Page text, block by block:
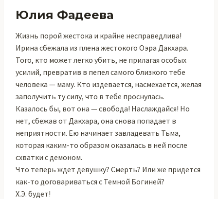
Юлия Фадеева
Жизнь порой жестока и крайне несправедлива!
Ирина сбежала из плена жестокого Оэра Дакхара.
Того, кто может легко убить, не прилагая особых
усилий, превратив в пепел самого близкого тебе
человека — маму. Кто издевается, насмехается, желая
заполучить ту силу, что в тебе проснулась.
Казалось бы, вот она — свобода! Наслаждайся! Но
нет, сбежав от Дакхара, она снова попадает в
неприятности. Ею начинает завладевать Тьма,
которая каким-то образом оказалась в ней после
схватки с демоном.
Что теперь ждет девушку? Смерть? Или же придется
как-то договариваться с Темной Богиней?
Х.Э. будет!